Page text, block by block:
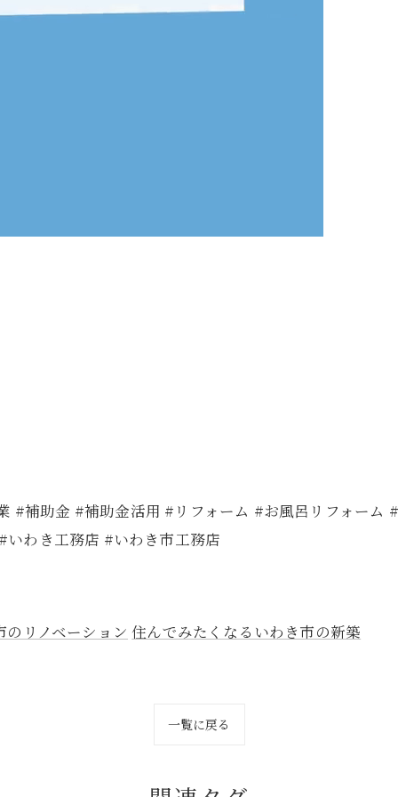
#補助金 #補助金活用 #リフォーム #お風呂リフォーム
わき工務店 #いわき市工務店
リノベーション 住んでみたくなるいわき市の新築
一覧に戻る